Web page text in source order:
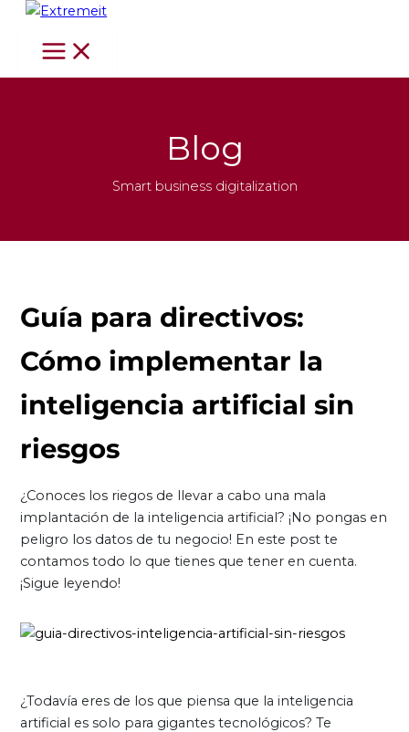
contenido
Blog
Smart business digitalization
Guía para directivos:
Cómo implementar la
inteligencia artificial sin
riesgos
¿Conoces los riegos de llevar a cabo una mala
implantación de la inteligencia artificial? ¡No pongas en
peligro los datos de tu negocio! En este post te
contamos todo lo que tienes que tener en cuenta.
¡Sigue leyendo!
¿Todavía eres de los que piensa que la inteligencia
artificial es solo para gigantes tecnológicos? Te